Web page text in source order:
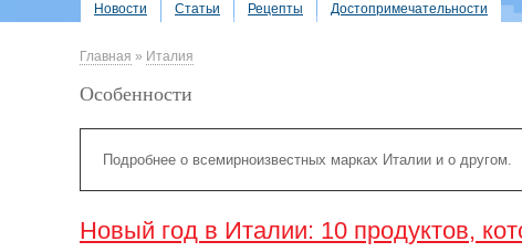
Новости Статьи Рецепты Достопримечательности
Главная » Италия
Особенности
Подробнее о всемирноизвестных марках Италии и о другом.
Новый год в Италии: 10 продуктов,